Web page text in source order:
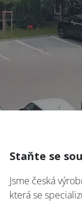
Staňte se
Jsme česká
která se